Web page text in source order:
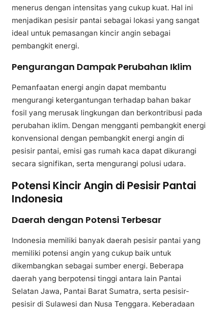
menerus dengan intensitas yang cukup kuat. Hal ini
menjadikan pesisir pantai sebagai lokasi yang sangat
ideal untuk pemasangan kincir angin sebagai
pembangkit energi.
Pengurangan Dampak Perubahan Iklim
Pemanfaatan energi angin dapat membantu
mengurangi ketergantungan terhadap bahan bakar
fosil yang merusak lingkungan dan berkontribusi pada
perubahan iklim. Dengan mengganti pembangkit energi
konvensional dengan pembangkit energi angin di
pesisir pantai, emisi gas rumah kaca dapat dikurangi
secara signifikan, serta mengurangi polusi udara.
Potensi Kincir Angin di Pesisir Pantai
Indonesia
Daerah dengan Potensi Terbesar
Indonesia memiliki banyak daerah pesisir pantai yang
memiliki potensi angin yang cukup baik untuk
dikembangkan sebagai sumber energi. Beberapa
daerah yang berpotensi tinggi antara lain Pantai
Selatan Jawa, Pantai Barat Sumatra, serta pesisir-
pesisir di Sulawesi dan Nusa Tenggara. Keberadaan